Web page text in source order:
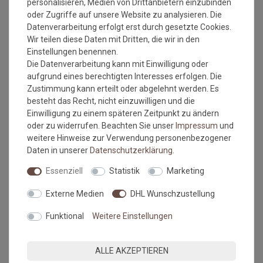
Der Unterboden muss eben, glatt, fest, rissfrei, trocken und
sauber sein.
Empfehlung: Der Belag sollte 24 Stunden vor der Verlegung
ausgerollt werden. Zur Zeit der Verlegung sollte die
Raumtemperatur nicht unter 18°C betragen, die des
Untergrundes nicht unter 15°C.
Vollflächige Verklebung:
Zur Klebung des Bodenbelages sollte ein geeigneter
Dispersionsklebstoff eingesetzt werden (Hinweise des
Klebstoffherstellers sind zu beachten!)
Sie die Nähte mit Kaltschweisspaste.
Lose Verlegung:
Generell sollte dieser Bodenbelag auf Grund seiner geringeren
MEHR INFORMATIONEN ZUM EU VERANTWORTLICHEN »
personalisieren, Medien von Drittanbietern einzubinden
oder Zugriffe auf unsere Website zu analysieren. Die
Datenverarbeitung erfolgt erst durch gesetzte Cookies.
Wir teilen diese Daten mit Dritten, die wir in den
Einstellungen benennen.
Die Datenverarbeitung kann mit Einwilligung oder
aufgrund eines berechtigten Interesses erfolgen. Die
Zustimmung kann erteilt oder abgelehnt werden. Es
besteht das Recht, nicht einzuwilligen und die
Einwilligung zu einem späteren Zeitpunkt zu ändern
oder zu widerrufen. Beachten Sie unser Impressum und
weitere Hinweise zur Verwendung personenbezogener
Daten in unserer Daten­schutz­erklärung
Essenziell Statistik Marketing
Externe Medien DHL Wunschzustellung
Funktional Weitere Einstellungen
ALLE AKZEPTIEREN